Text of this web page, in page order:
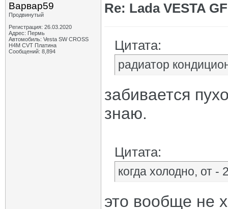
Варвар59
Продвинутый
Регистрация: 26.03.2020
Адрес: Пермь
Автомобиль: Vesta SW CROSS
H4M CVT Платина
Сообщений: 8,894
Re: Lada VESTA
Цитата:
радиатор
забивается
знаю.
Цитата:
когда холодно, от -
это вообще не